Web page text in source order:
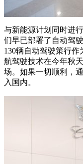
与新能源计划同时进
们早已部署了自动驾
130辆自动驾驶策行
航驾驶技术在今年秋
场。如果一切顺利，
入国内。